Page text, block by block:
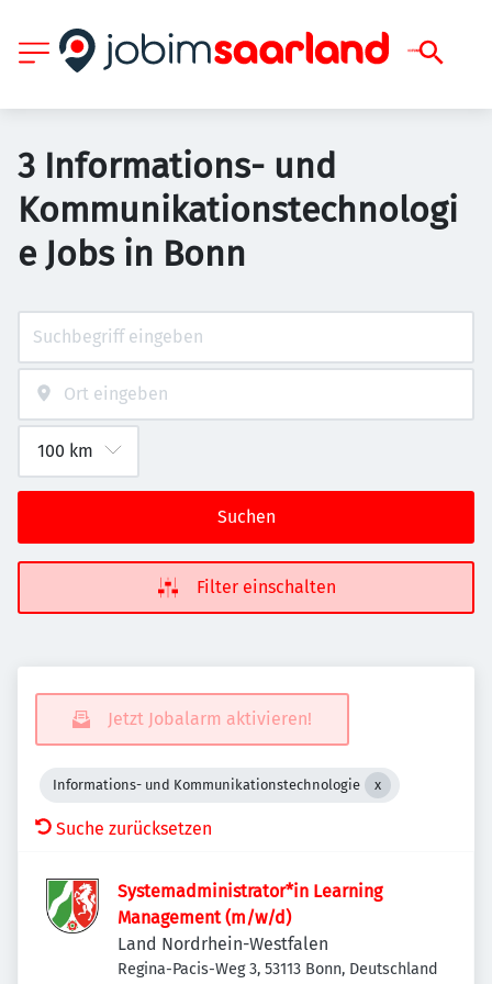
3 Informations- und
Kommunikationstechnologi
e Jobs in Bonn
Suchen
Filter einschalten
Jetzt Jobalarm aktivieren!
Informations- und Kommunikationstechnologie
Suche zurücksetzen
Systemadministrator*in Learning
Management (m/w/d)
Land Nordrhein-Westfalen
Regina-Pacis-Weg 3, 53113 Bonn, Deutschland